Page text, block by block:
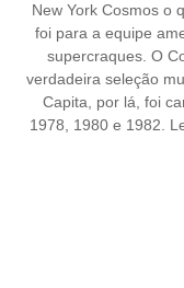
New York Cosmos o
foi para a equipe
supercraques. O
verdadeira seleção
Capita, por lá, foi
1978, 1980 e 1982.